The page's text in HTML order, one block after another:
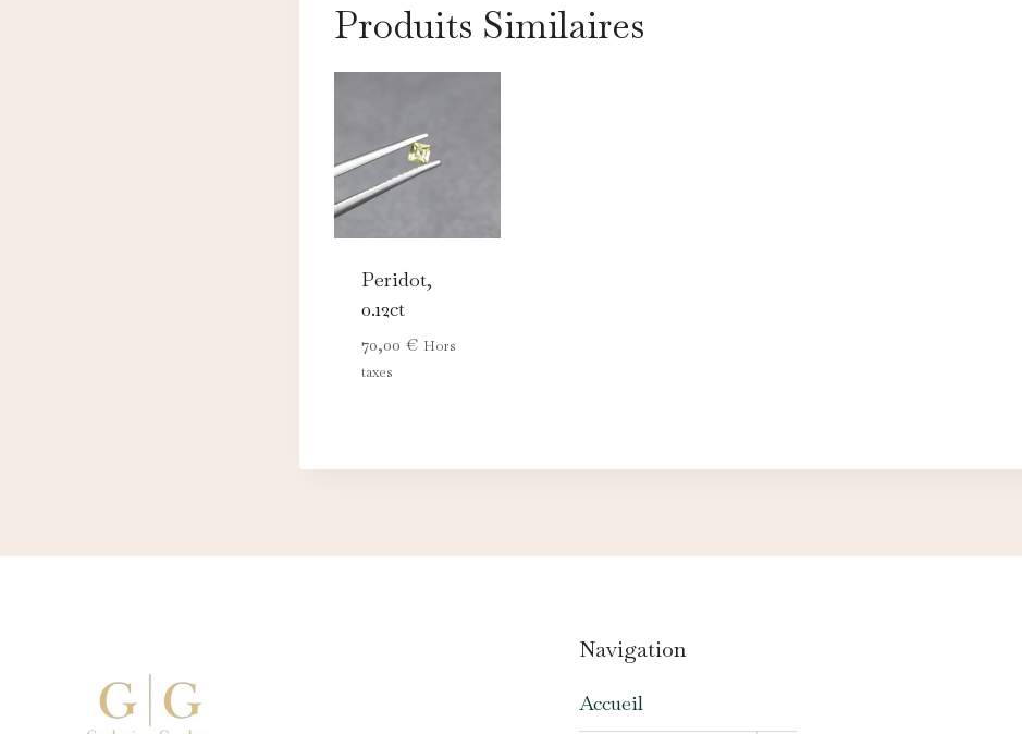
Produits Similaires
Peridot,
0.12ct
70,00 € Hors
taxes
Navigation
Accueil